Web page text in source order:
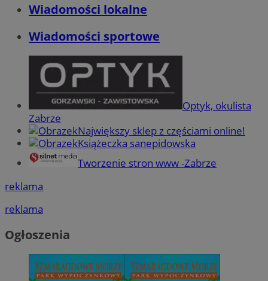
Wiadomości lokalne
Wiadomości sportowe
Optyk, okulista
Zabrze
Największy sklep z częściami online!
Książeczka sanepidowska
Tworzenie stron www -Zabrze
reklama
reklama
Ogłoszenia